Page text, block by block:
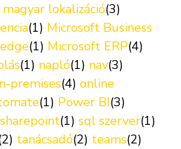
magyar lokalizáció(3)
(1) Microsoft Business
(1) Microsoft ERP(4)
(1) napló(1) nav(3)
premises(4) online
(1) Power BI(3)
sharepoint(1) sql szerver(1)
tanácsadó(2) teams(2)